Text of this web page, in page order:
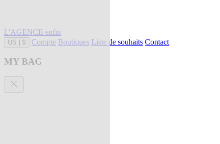
L'AGENCE enfin
US $ Compte Boutiques Liste de souhaits Contact
MY BAG